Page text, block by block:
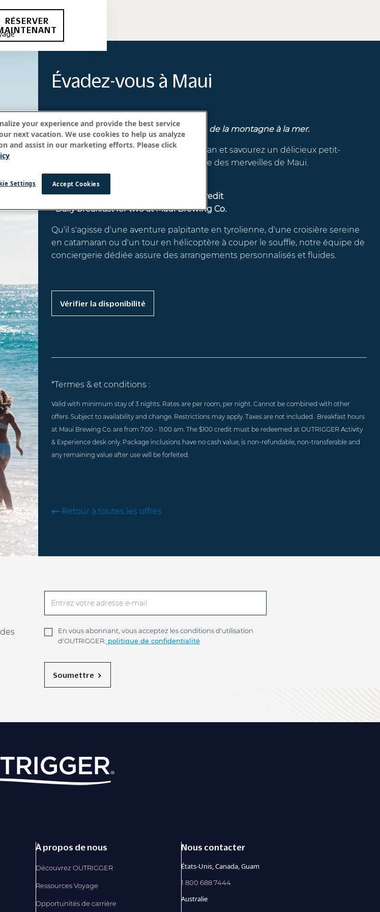
RÉSERVER
Évadez-vous à Maui
Offrez-vous des expériences insulaires, de la montagne à la mer.
Réveillez-vous au son apaisant de l'océan et savourez un délicieux petit-
déjeuner avant de partir à la découverte des merveilles de Maui.
This package includes:
• One-time $100 OUTRIGGER activity credit
• Daily breakfast for two at Maui Brewing Co.
Qu'il s'agisse d'une aventure palpitante en tyrolienne, d'une croisière sereine
en catamaran ou d'un tour en hélicoptère à couper le souffle, notre équipe de
conciergerie dédiée assure des arrangements personnalisés et fluides.
Vérifier la disponibilité
*Termes & et conditions :
Valid with minimum stay of 3 nights. Rates are per room, per night. Cannot be combined with other
offers. Subject to availability and change. Restrictions may apply. Taxes are not included. Breakfast hours
at Maui Brewing Co. are from 7:00 - 11:00 am. The $100 credit must be redeemed at OUTRIGGER Activity
& Experience desk only. Package inclusions have no cash value, is non-refundable, non-transferable and
any remaining value after use will be forfeited.
Retour à toutes les offres
En vous abonnant, vous acceptez les conditions d'utilisation
d'OUTRIGGER. politique de confidentialité
Soumettre
À propos de nous
Découvrez OUTRIGGER
Ressources Voyage
Opportunités de carrière
Nous contacter
États-Unis, Canada, Guam
1 800 688 7444
Australie
your experience and provide the best service
next vacation. We use cookies to help us analyze
and assist in our marketing efforts. Please click
Accept Cookies
Settings